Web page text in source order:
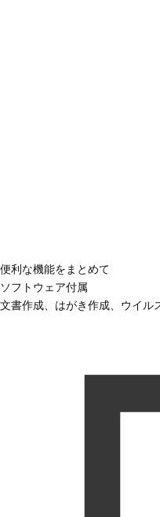
便利な機能をまとめて
ソフトウェア付属
文書作成、はがき作成、ウイル